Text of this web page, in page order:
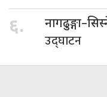
६.
उद्घाटन